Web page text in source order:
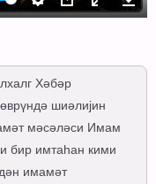
Settings
PIP Enter
Хәбәр
шиәлијин
мәсәләси Имам
бир имтаһан кими
имамәт